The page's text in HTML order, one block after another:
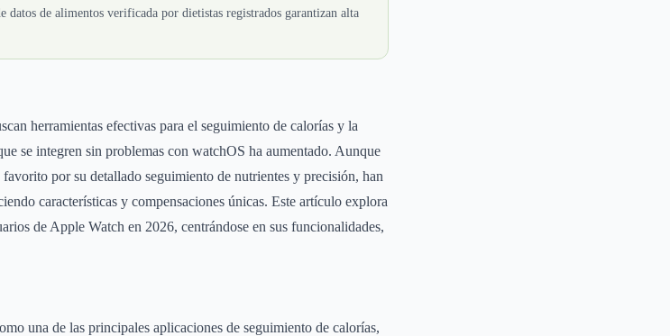
datos de alimentos verificada por dietistas registrados garantizan alta
herramientas efectivas para el seguimiento de calorías y la
se integren sin problemas con watchOS ha aumentado. Aunque
por su detallado seguimiento de nutrientes y precisión, han
características y compensaciones únicas. Este artículo explora
de Apple Watch en 2026, centrándose en sus funcionalidades,
una de las principales aplicaciones de seguimiento de calorías,